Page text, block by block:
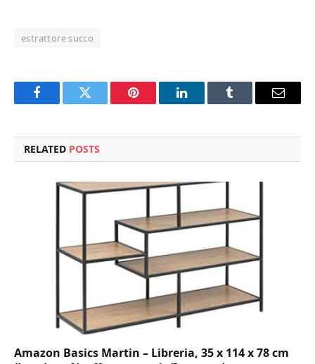
estrattore succo
FacebookTwitter Pinterest LinkedInTumblr Email
RELATED POSTS
Amazon Basics Martin – Libreria, 35 x 114 x 78 cm